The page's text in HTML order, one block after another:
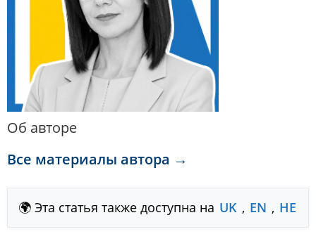
Об авторе
Все материалы автора →
🌍 Эта статья также доступна на UK , EN , HE